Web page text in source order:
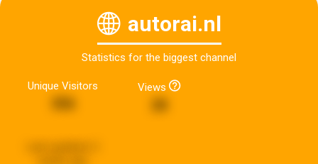
autorai.nl
Statistics for the biggest channel
Unique Visitors
356
Views